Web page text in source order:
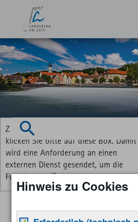
Zum Aktivieren der Vorlesefunktion
klicken Sie bitte auf diese Box. Damit
wird eine Anforderung an einen
externen Dienst gesendet, um die
Funktion verfügbar zu machen.
Suchen
Hinweis zu Cookies